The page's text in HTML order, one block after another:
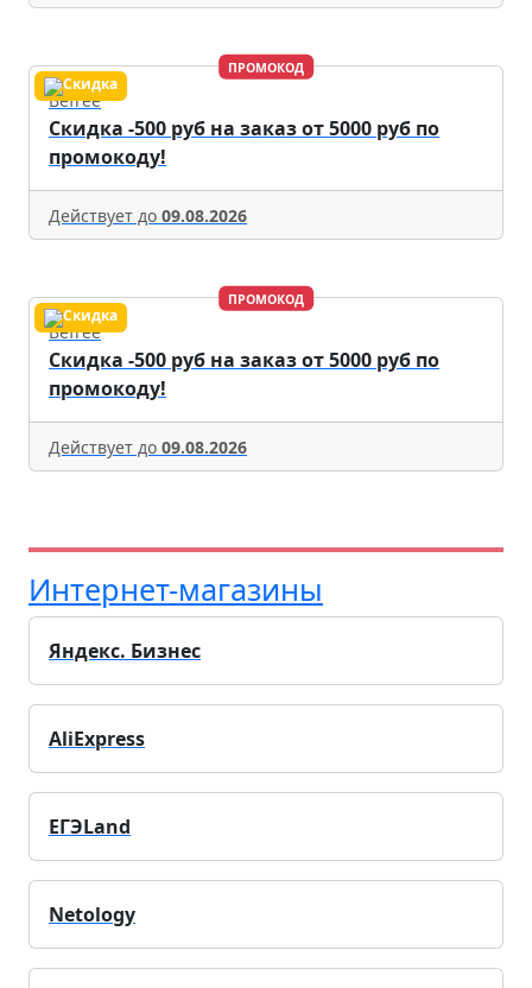
ПРОМОКОД
Befree
Скидка -500 руб на заказ от 5000 руб по
промокоду!
Действует до 09.08.2026
ПРОМОКОД
Befree
Скидка -500 руб на заказ от 5000 руб по
промокоду!
Действует до 09.08.2026
Интернет-магазины
Яндекс. Бизнес
AliExpress
ЕГЭLand
Netology